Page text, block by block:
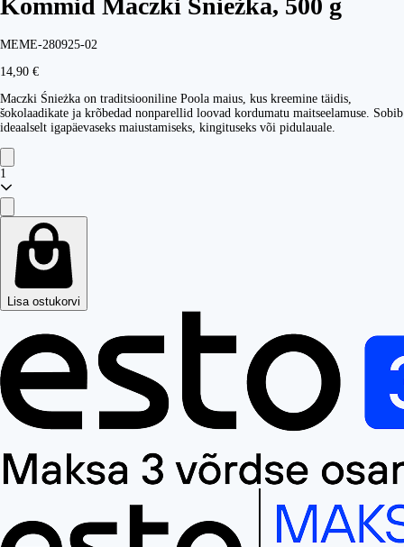
Kommid Maczki Śnieżka, 500 g
MEME-280925-02
14,90 €
Maczki Śnieżka on traditsiooniline Poola maius, kus kreemine täidis,
šokolaadikate ja krõbedad nonparellid loovad kordumatu maitseelamuse. Sobib
ideaalselt igapäevaseks maiustamiseks, kingituseks või pidulauale.
1
Lisa ostukorvi